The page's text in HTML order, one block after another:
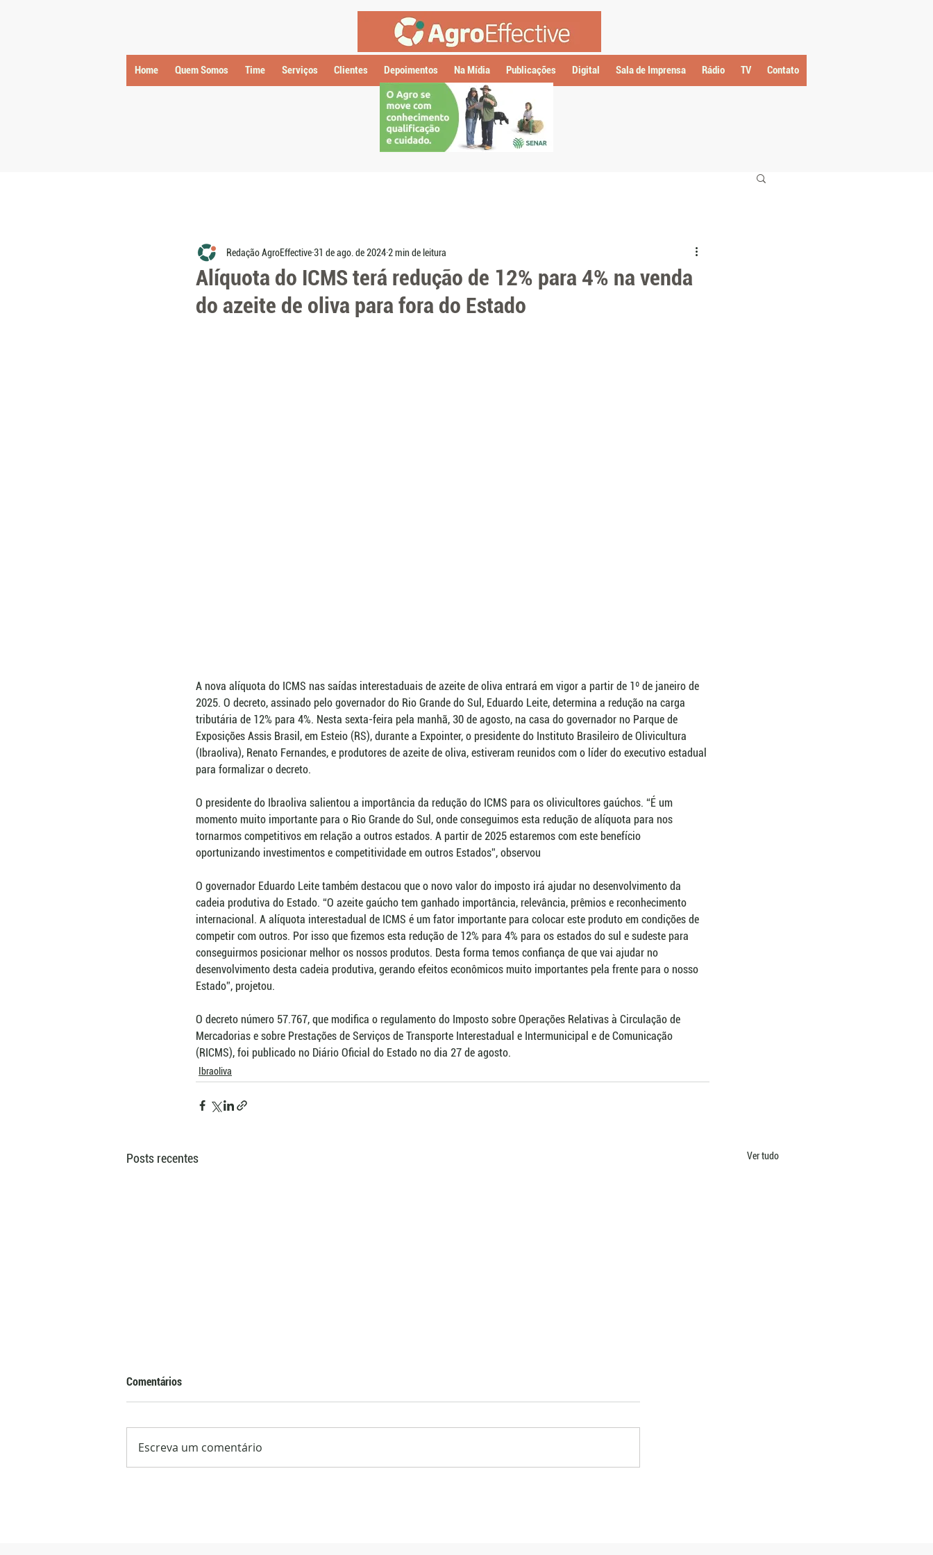
Home Quem Somos Time Serviços Clientes Depoimentos Na Mídia Publicações Digital Sala de Imprensa Rádio TV Contato
Alíquota do ICMS terá redução de 12% para 4% na venda
do azeite de oliva para fora do Estado
Redação AgroEffective31 de ago. de 20242 min de leitura
A nova alíquota do ICMS nas saídas interestaduais de azeite de oliva entrará em vigor a partir de 1º de janeiro de
2025. O decreto, assinado pelo governador do Rio Grande do Sul, Eduardo Leite, determina a redução na carga
tributária de 12% para 4%. Nesta sexta-feira pela manhã, 30 de agosto, na casa do governador no Parque de
Exposições Assis Brasil, em Esteio (RS), durante a Expointer, o presidente do Instituto Brasileiro de Olivicultura
(Ibraoliva), Renato Fernandes, e produtores de azeite de oliva, estiveram reunidos com o líder do executivo estadual
para formalizar o decreto.
O presidente do Ibraoliva salientou a importância da redução do ICMS para os olivicultores gaúchos. “É um
momento muito importante para o Rio Grande do Sul, onde conseguimos esta redução de alíquota para nos
tornarmos competitivos em relação a outros estados. A partir de 2025 estaremos com este benefício
oportunizando investimentos e competitividade em outros Estados”, observou
O governador Eduardo Leite também destacou que o novo valor do imposto irá ajudar no desenvolvimento da
cadeia produtiva do Estado. “O azeite gaúcho tem ganhado importância, relevância, prêmios e reconhecimento
internacional. A alíquota interestadual de ICMS é um fator importante para colocar este produto em condições de
competir com outros. Por isso que fizemos esta redução de 12% para 4% para os estados do sul e sudeste para
conseguirmos posicionar melhor os nossos produtos. Desta forma temos confiança de que vai ajudar no
desenvolvimento desta cadeia produtiva, gerando efeitos econômicos muito importantes pela frente para o nosso
Estado”, projetou.
O decreto número 57.767, que modifica o regulamento do Imposto sobre Operações Relativas à Circulação de
Mercadorias e sobre Prestações de Serviços de Transporte Interestadual e Intermunicipal e de Comunicação
(RICMS), foi publicado no Diário Oficial do Estado no dia 27 de agosto.
Ibraoliva
Posts recentes Ver tudo
Comentários
Escreva um comentário